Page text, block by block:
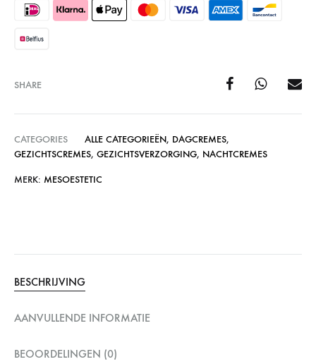
SHARE
CATEGORIES ALLE CATEGORIEËN, DAGCREMES,
GEZICHTSCREMES, GEZICHTSVERZORGING, NACHTCREMES
MERK: MESOESTETIC
BESCHRIJVING
AANVULLENDE INFORMATIE
BEOORDELINGEN (0)